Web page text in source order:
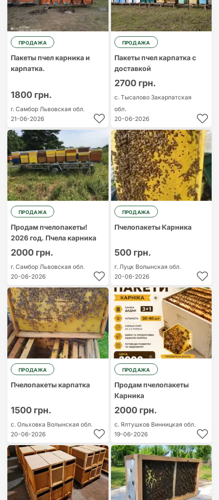
ПРОДАЖА
Пакеты пчел карника и
карпатка.
1800 грн.
г. Самбор Львовская обл.
21-06-2026
ПРОДАЖА
Пакеты пчел карпатка с
доставкой
2700 грн.
с. Тысалово Закарпатская
обл.
20-06-2026
ПРОДАЖА
Продам пчелопакеты!
2026 год. Пчела карника
2000 грн.
г. Самбор Львовская обл.
20-06-2026
ПРОДАЖА
Пчелопакеты Карника
500 грн.
г. Луцк Волынская обл.
20-06-2026
ПРОДАЖА
Пчелопакеты карпатка
1500 грн.
с. Ольховка Волынская обл.
20-06-2026
ПРОДАЖА
Продам пчелопакеты
Карника
2000 грн.
с. Ялтушков Винницкая обл.
19-06-2026